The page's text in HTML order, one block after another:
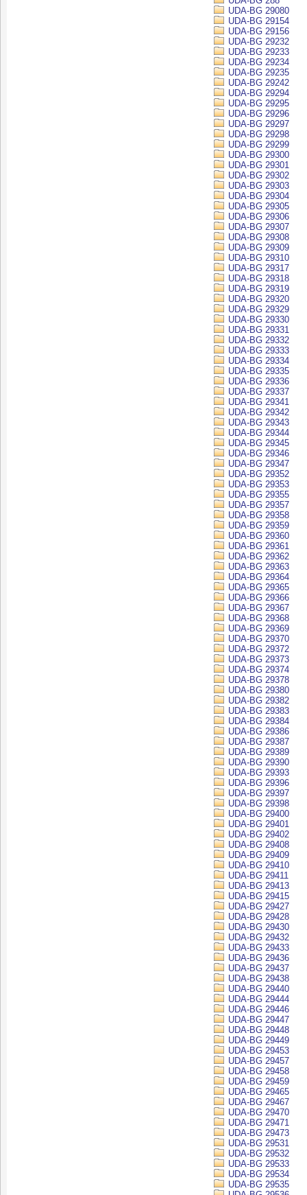
UDA-BG 29080
UDA-BG 29154
UDA-BG 29156
UDA-BG 29232
UDA-BG 29233
UDA-BG 29234
UDA-BG 29235
UDA-BG 29242
UDA-BG 29294
UDA-BG 29295
UDA-BG 29296
UDA-BG 29297
UDA-BG 29298
UDA-BG 29299
UDA-BG 29300
UDA-BG 29301
UDA-BG 29302
UDA-BG 29303
UDA-BG 29304
UDA-BG 29305
UDA-BG 29306
UDA-BG 29307
UDA-BG 29308
UDA-BG 29309
UDA-BG 29310
UDA-BG 29317
UDA-BG 29318
UDA-BG 29319
UDA-BG 29320
UDA-BG 29329
UDA-BG 29330
UDA-BG 29331
UDA-BG 29332
UDA-BG 29333
UDA-BG 29334
UDA-BG 29335
UDA-BG 29336
UDA-BG 29337
UDA-BG 29341
UDA-BG 29342
UDA-BG 29343
UDA-BG 29344
UDA-BG 29345
UDA-BG 29346
UDA-BG 29347
UDA-BG 29352
UDA-BG 29353
UDA-BG 29355
UDA-BG 29357
UDA-BG 29358
UDA-BG 29359
UDA-BG 29360
UDA-BG 29361
UDA-BG 29362
UDA-BG 29363
UDA-BG 29364
UDA-BG 29365
UDA-BG 29366
UDA-BG 29367
UDA-BG 29368
UDA-BG 29369
UDA-BG 29370
UDA-BG 29372
UDA-BG 29373
UDA-BG 29374
UDA-BG 29378
UDA-BG 29380
UDA-BG 29382
UDA-BG 29383
UDA-BG 29384
UDA-BG 29386
UDA-BG 29387
UDA-BG 29389
UDA-BG 29390
UDA-BG 29393
UDA-BG 29396
UDA-BG 29397
UDA-BG 29398
UDA-BG 29400
UDA-BG 29401
UDA-BG 29402
UDA-BG 29408
UDA-BG 29409
UDA-BG 29410
UDA-BG 29411
UDA-BG 29413
UDA-BG 29415
UDA-BG 29427
UDA-BG 29428
UDA-BG 29430
UDA-BG 29432
UDA-BG 29433
UDA-BG 29436
UDA-BG 29437
UDA-BG 29438
UDA-BG 29440
UDA-BG 29444
UDA-BG 29446
UDA-BG 29447
UDA-BG 29448
UDA-BG 29449
UDA-BG 29453
UDA-BG 29457
UDA-BG 29458
UDA-BG 29459
UDA-BG 29465
UDA-BG 29467
UDA-BG 29470
UDA-BG 29471
UDA-BG 29473
UDA-BG 29531
UDA-BG 29532
UDA-BG 29533
UDA-BG 29534
UDA-BG 29535